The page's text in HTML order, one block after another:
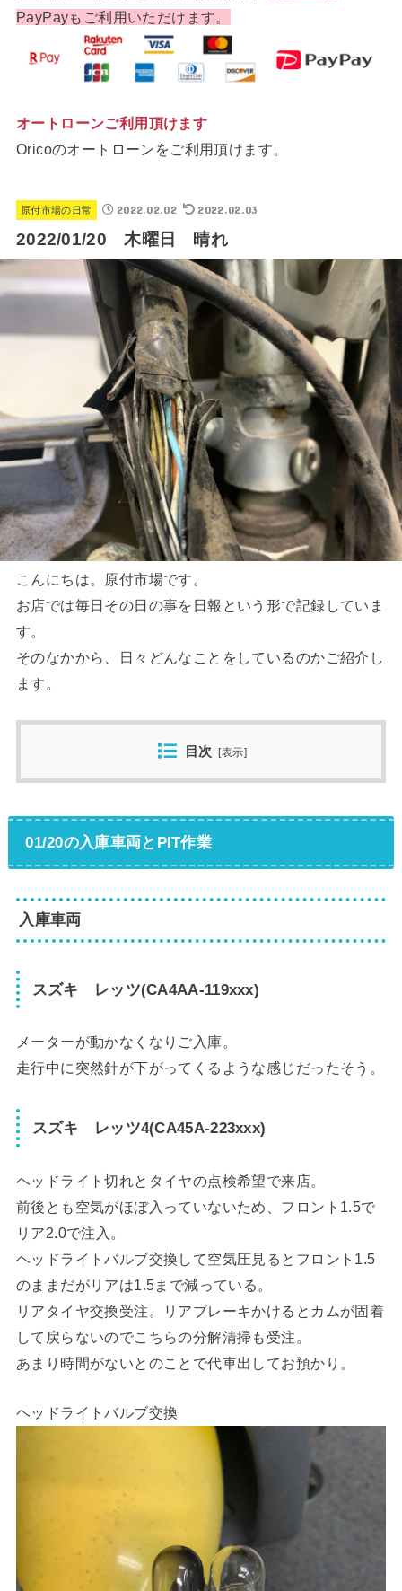
PayPayもご利用いただけます。
オートローンご利用頂けます
Oricoのオートローンをご利用頂けます。
原付市場の日常 2022.02.02 2022.02.03
2022/01/20 木曜日 晴れ
こんにちは。原付市場です。
お店では毎日その日の事を日報という形で記録していま
す。
そのなかから、日々どんなことをしているのかご紹介し
ます。
目次 [表示]
01/20の入庫車両とPIT作業
入庫車両
スズキ レッツ(CA4AA-119xxx)
メーターが動かなくなりご入庫。
走行中に突然針が下がってくるような感じだったそう。
スズキ レッツ4(CA45A-223xxx)
ヘッドライト切れとタイヤの点検希望で来店。
前後とも空気がほぼ入っていないため、フロント1.5で
リア2.0で注入。
ヘッドライトバルブ交換して空気圧見るとフロント1.5
のままだがリアは1.5まで減っている。
リアタイヤ交換受注。リアブレーキかけるとカムが固着
して戻らないのでこちらの分解清掃も受注。
あまり時間がないとのことで代車出してお預かり。
ヘッドライトバルブ交換